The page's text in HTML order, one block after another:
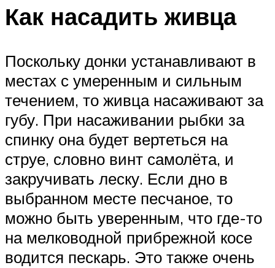
Как насадить живца
Поскольку донки устанавливают в
местах с умеренным и сильным
течением, то живца насаживают за
губу. При насаживании рыбки за
спинку она будет вертеться на
струе, словно винт самолёта, и
закручивать леску. Если дно в
выбранном месте песчаное, то
можно быть уверенным, что где-то
на мелководной прибрежной косе
водится пескарь. Это также очень